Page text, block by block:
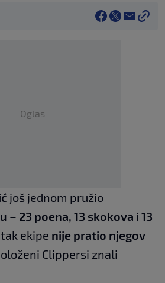
Oglas
još jednom pružio
– 23 poena, 13 skokova i 13
ekipe nije pratio njegov
Clippersi znali